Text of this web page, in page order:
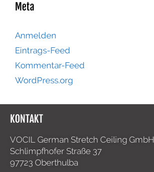
Meta
Anmelden
Eintrags-Feed
Kommentar-Feed
WordPress.org
KONTAKT
VOCIL German Stretch Ceiling GmbH
Schlimpfhofer Straße 37
97723 Oberthulba